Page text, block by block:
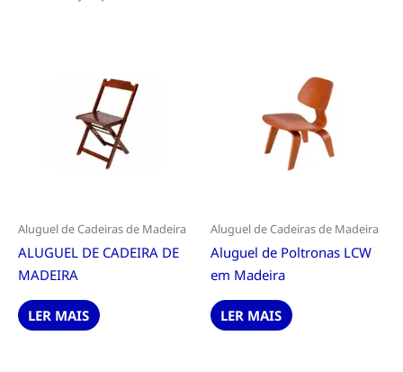
Aluguel de Cadeiras de Madeira
ALUGUEL DE CADEIRA DE
MADEIRA
LER MAIS
Aluguel de Cadeiras de Madeira
Aluguel de Poltronas LCW
em Madeira
LER MAIS